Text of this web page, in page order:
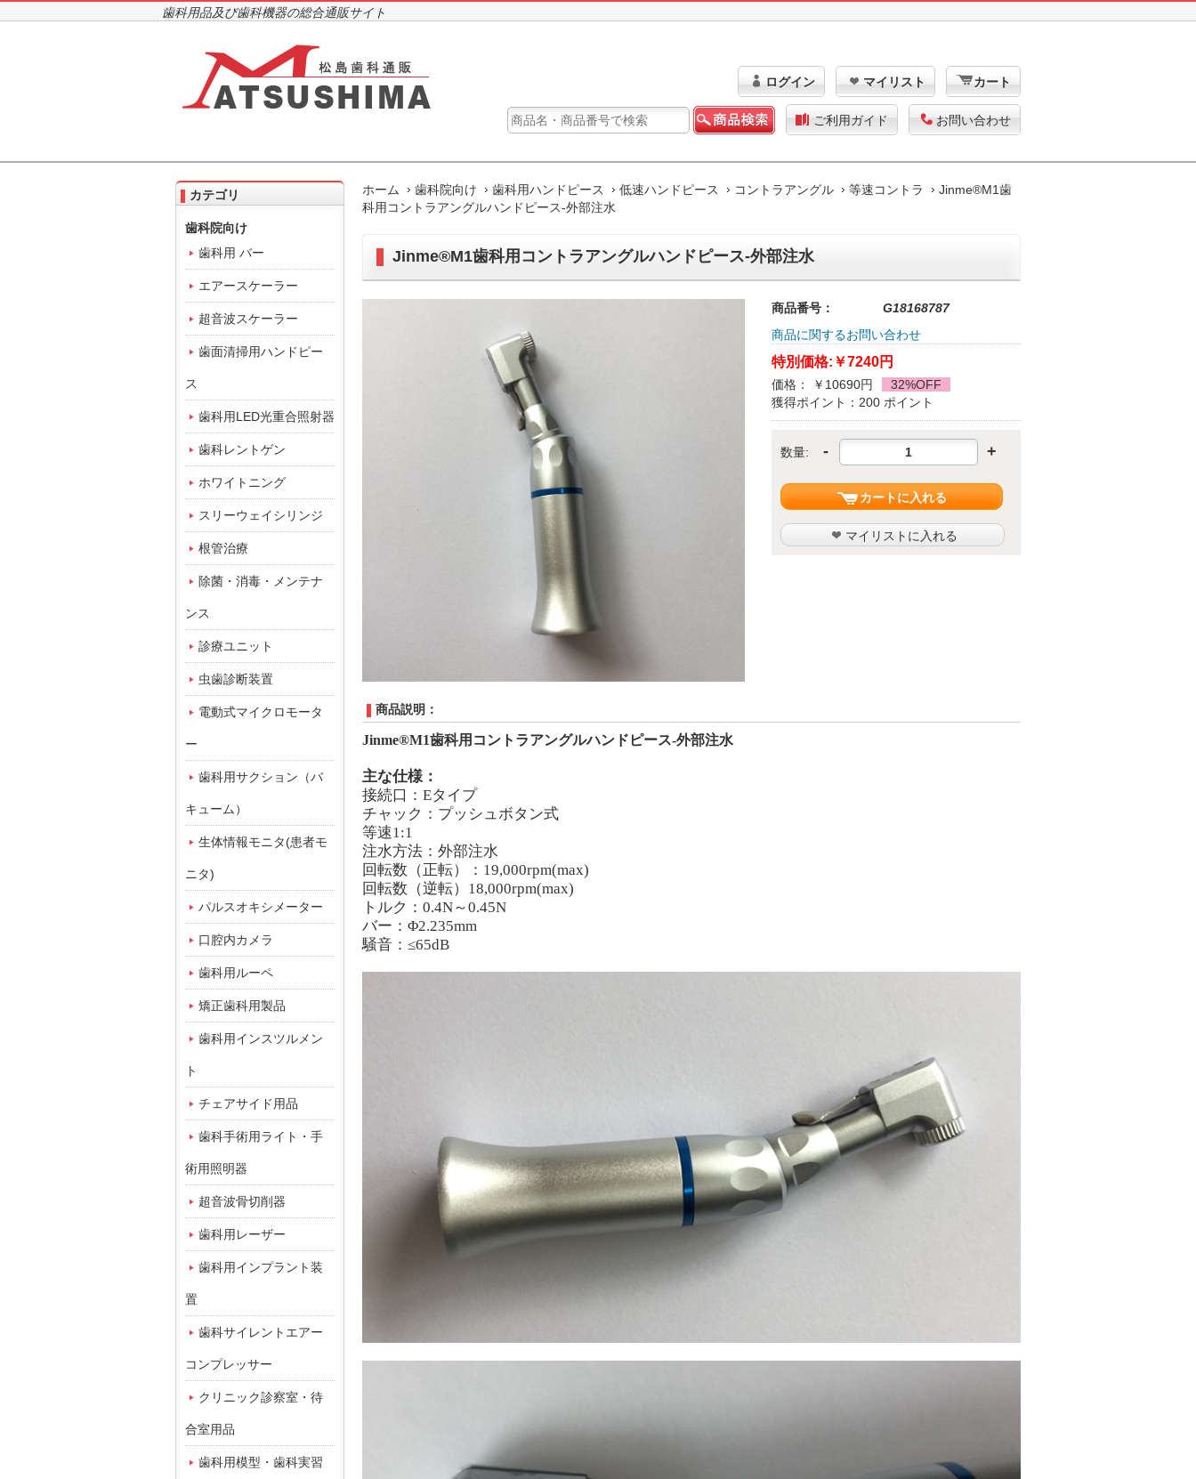
歯科用品及び歯科機器の総合通販サイト
ログイン マイリスト カート
ご利用ガイド お問い合わせ
ホーム 歯科院向け 歯科用ハンドピース 低速ハンドピース コントラアングル 等速コントラ
Jinme®M1歯
科用コントラアングルハンドピース-外部注水
Jinme®M1歯科用コントラアングルハンドピース-外部注水
商品番号：
G18168787
商品に関するお問い合わせ
特別価格: ￥7240円
価格： ￥10690円
32%OFF
獲得ポイント：200 ポイント
数量: - +
カートに入れる
マイリストに入れる
商品説明：
Jinme®M1歯科用コントラアングルハンドピース-外部注水
主な仕様：
接続口： Eタイプ
チャック：プッシュボタン式
等速1:1
注水方法： 外部注水
回転数（正転）： 19,000rpm(max)
回転数（逆転） 18,000rpm(max)
トルク： 0.4N～0.45N
バー： Φ2.235mm
騒音： ≤65dB
カテゴリ
歯科院向け
歯科用 バー
エアースケーラー
超音波スケーラー
歯面清掃用ハンドピー
ス
歯科用LED光重合照射器
歯科レントゲン
ホワイトニング
スリーウェイシリンジ
根管治療
除菌・消毒・メンテナ
ンス
診療ユニット
虫歯診断装置
電動式マイクロモータ
ー
歯科用サクション（バ
キューム）
生体情報モニタ(患者モ
ニタ)
パルスオキシメーター
口腔内カメラ
歯科用ルーペ
矯正歯科用製品
歯科用インスツルメン
ト
チェアサイド用品
歯科手術用ライト・手
術用照明器
超音波骨切削器
歯科用レーザー
歯科用インプラント装
置
歯科サイレントエアー
コンプレッサー
クリニック診察室・待
合室用品
歯科用模型・歯科実習